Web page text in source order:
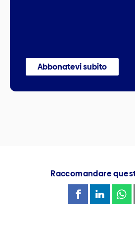
Abbonatevi subito
Raccomandare